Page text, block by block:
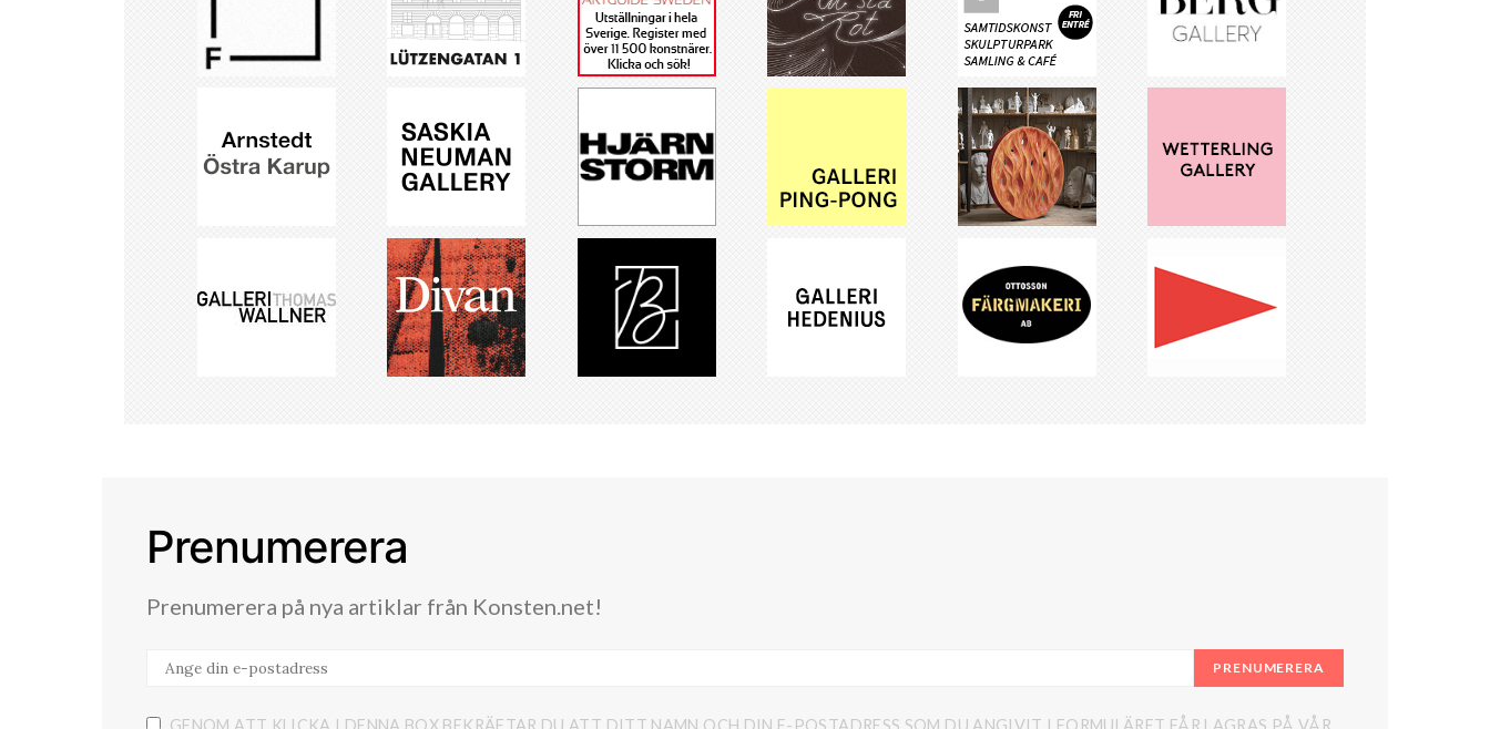
Prenumerera
Prenumerera på nya artiklar från Konsten.net!
PRENUMERERA
GENOM ATT KLICKA I DENNA BOX BEKRÄFTAR DU ATT DITT NAMN OCH DIN E-POSTADRESS SOM DU ANGIVIT I FORMULÄRET FÅR LAGRAS PÅ VÅR